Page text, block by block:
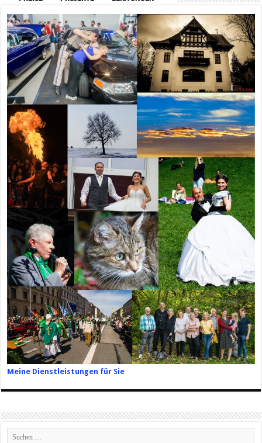
Meine Dienstleistungen für Sie